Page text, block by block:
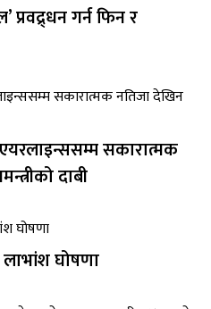
गर्न फिन र
सकारात्मक
दाबी
घोषणा